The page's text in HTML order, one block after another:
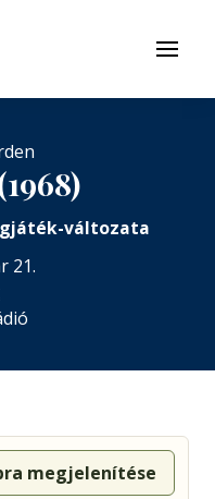
Menü
változata
21.
megjelenítése